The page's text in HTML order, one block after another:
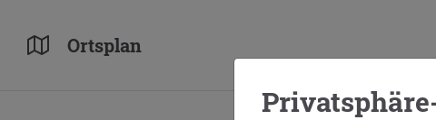
Orts­plan